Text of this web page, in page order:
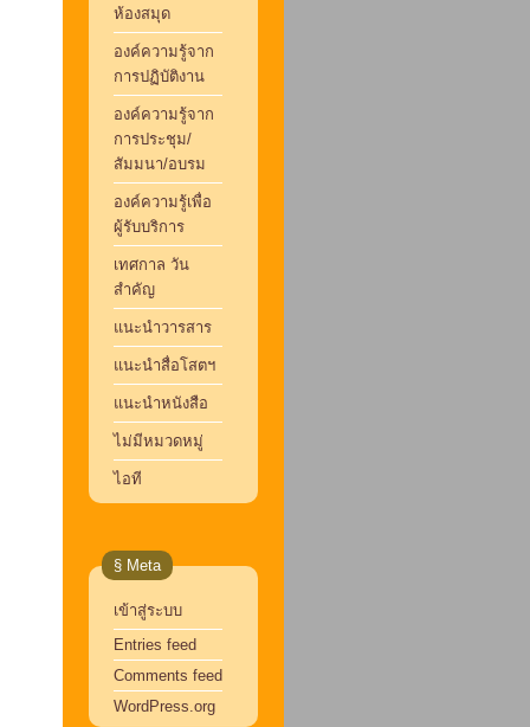
ห้องสมุด
องค์ความรู้จาก
การปฏิบัติงาน
องค์ความรู้จาก
การประชุม/
สัมมนา/อบรม
องค์ความรู้เพื่อ
ผู้รับบริการ
เทศกาล วัน
สำคัญ
แนะนำวารสาร
แนะนำสื่อโสตฯ
แนะนำหนังสือ
ไม่มีหมวดหมู่
ไอที
§ Meta
เข้าสู่ระบบ
Entries feed
Comments feed
WordPress.org